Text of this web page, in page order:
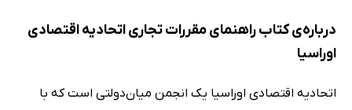
درباره‌ی کتاب راهنمای مقررات تجاری اتحادیه اقتصادی
اوراسیا
اتحادیه اقتصادی اوراسیا یک انجمن میان‌دولتی است که با